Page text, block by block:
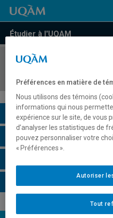
Étudier à l'UQAM
COURS//
Description du cours
Horaire - Été 2026
Préférences en matière de
Nous utilisons des témoins
informations qui nous
expérience sur le site, de vous
d’analyser les statistiques de
pouvez personnaliser votre
« Préférences ».
Tout
Autoriser